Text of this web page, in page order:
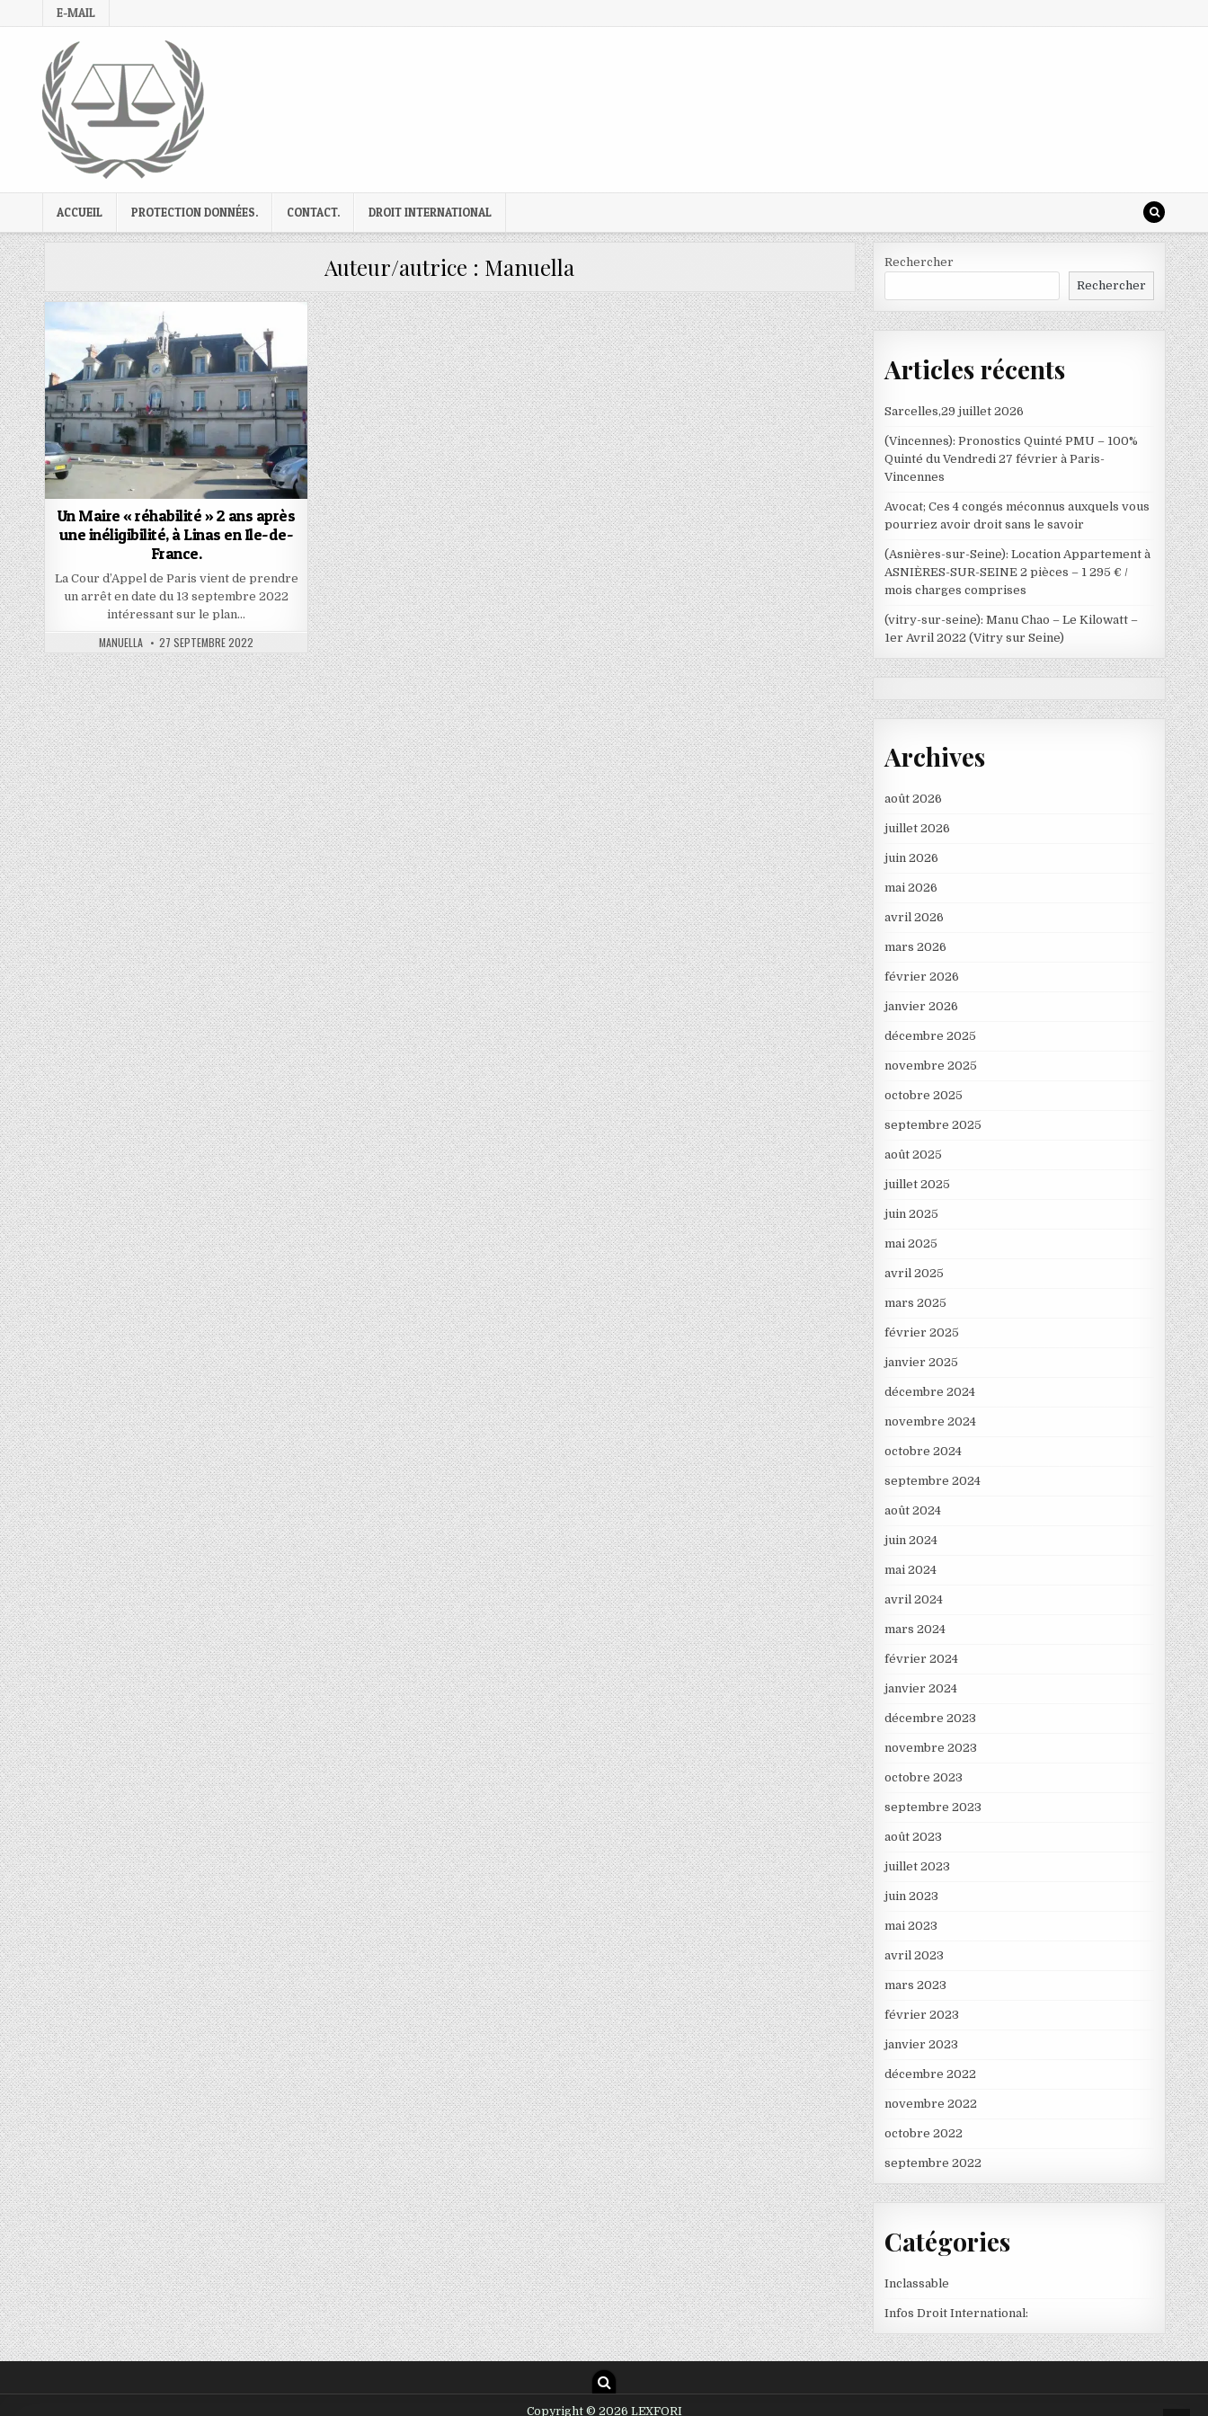
to
E-MAIL
ACCUEIL PROTECTION DONNÉES. CONTACT. DROIT INTERNATIONAL
Auteur/autrice : Manuella
Un Maire « réhabilité » 2 ans après
une inéligibilité, à Linas en Ile-de-
France.
La Cour d’Appel de Paris vient de prendre
un arrêt en date du 13 septembre 2022
intéressant sur le plan…
AUTHOR:
MANUELLA PUBLISHED
DATE:
27 SEPTEMBRE 2022
Rechercher
Rechercher
Articles récents
Sarcelles,29 juillet 2026
(Vincennes): Pronostics Quinté PMU – 100%
Quinté du Vendredi 27 février à Paris-
Vincennes
Avocat; Ces 4 congés méconnus auxquels vous
pourriez avoir droit sans le savoir
(Asnières-sur-Seine): Location Appartement à
ASNIÈRES-SUR-SEINE 2 pièces – 1 295 € /
mois charges comprises
(vitry-sur-seine): Manu Chao – Le Kilowatt –
1er Avril 2022 (Vitry sur Seine)
Archives
août 2026
juillet 2026
juin 2026
mai 2026
avril 2026
mars 2026
février 2026
janvier 2026
décembre 2025
novembre 2025
octobre 2025
septembre 2025
août 2025
juillet 2025
juin 2025
mai 2025
avril 2025
mars 2025
février 2025
janvier 2025
décembre 2024
novembre 2024
octobre 2024
septembre 2024
août 2024
juin 2024
mai 2024
avril 2024
mars 2024
février 2024
janvier 2024
décembre 2023
novembre 2023
octobre 2023
septembre 2023
août 2023
juillet 2023
juin 2023
mai 2023
avril 2023
mars 2023
février 2023
janvier 2023
décembre 2022
novembre 2022
octobre 2022
septembre 2022
Catégories
Inclassable
Infos Droit International:
Copyright © 2026 LEXFORI